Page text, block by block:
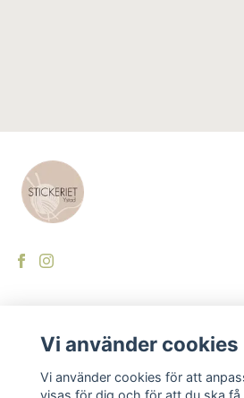
LÄS MER
Kontakt
Vi använder cookies
Vi använder cookies för att
visas för dig och för att du ska få